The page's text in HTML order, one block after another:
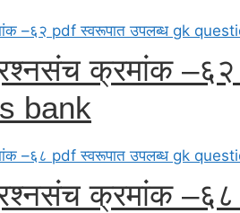
प्रश्नसंच क्रमांक
bank
प्रश्नसंच क्रमांक